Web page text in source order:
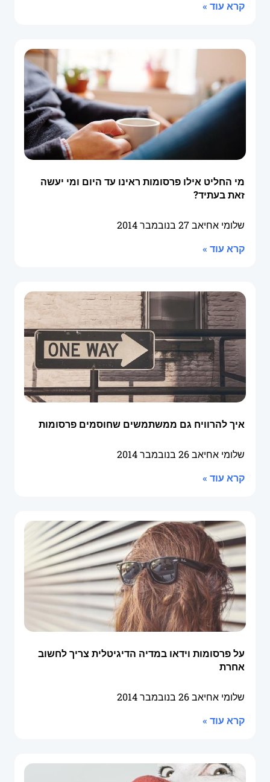
קרא עוד »
מי החליט אילו פרסומות ראינו עד היום ומי יעשה
זאת בעתיד?
שלומי אחיאב27 בנובמבר 2014
קרא עוד »
איך להרוויח גם ממשתמשים שחוסמים פרסומות
שלומי אחיאב26 בנובמבר 2014
קרא עוד »
על פרסומות וידאו במדיה הדיגיטלית צריך לחשוב
אחרת
שלומי אחיאב26 בנובמבר 2014
קרא עוד »